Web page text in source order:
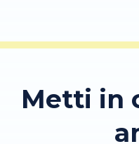
Metti in